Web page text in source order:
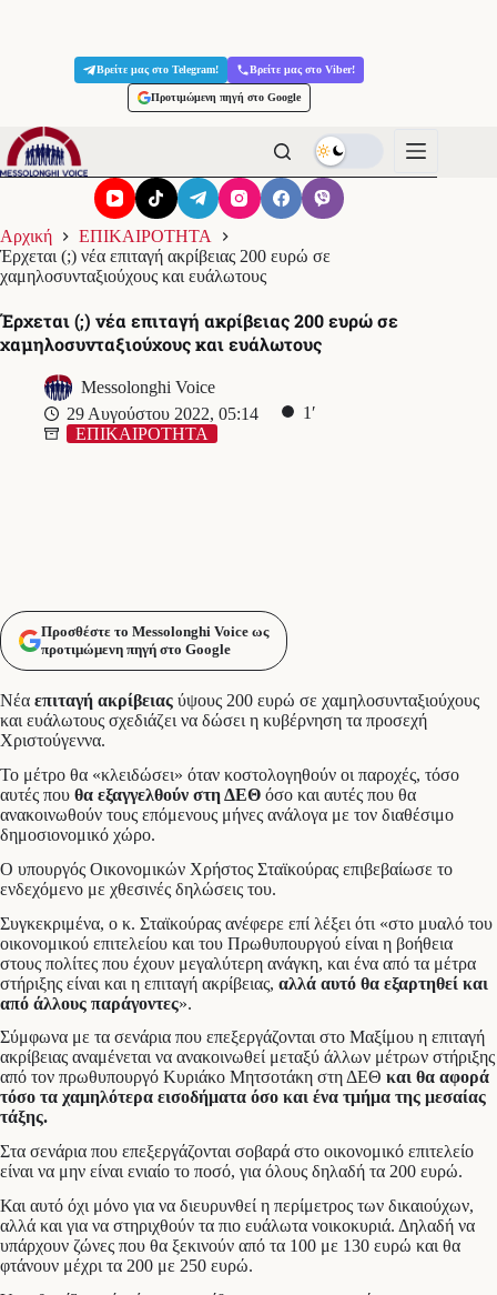
Βρείτε μας στο Telegram! Βρείτε μας στο Viber!
Προτιμώμενη πηγή στο Google
Αρχική
ΕΠΙΚΑΙΡΟΤΗΤΑ
Έρχεται (;) νέα επιταγή ακρίβειας 200 ευρώ σε
χαμηλοσυνταξιούχους και ευάλωτους
Έρχεται (;) νέα επιταγή ακρίβειας 200 ευρώ σε
χαμηλοσυνταξιούχους και ευάλωτους
Messolonghi Voice
29 Αυγούστου 2022, 05:14
1′
ΕΠΙΚΑΙΡΟΤΗΤΑ
Προσθέστε το Messolonghi Voice ως
προτιμώμενη πηγή στο Google
Νέα επιταγή ακρίβειας ύψους 200 ευρώ σε χαμηλοσυνταξιούχους
και ευάλωτους σχεδιάζει να δώσει η κυβέρνηση τα προσεχή
Χριστούγεννα.
Το μέτρο θα «κλειδώσει» όταν κοστολογηθούν οι παροχές, τόσο
αυτές που θα εξαγγελθούν στη ΔΕΘ όσο και αυτές που θα
ανακοινωθούν τους επόμενους μήνες ανάλογα με τον διαθέσιμο
δημοσιονομικό χώρο.
Ο υπουργός Οικονομικών Χρήστος Σταϊκούρας επιβεβαίωσε το
ενδεχόμενο με χθεσινές δηλώσεις του.
Συγκεκριμένα, ο κ. Σταϊκούρας ανέφερε επί λέξει ότι «στο μυαλό του
οικονομικού επιτελείου και του Πρωθυπουργού είναι η βοήθεια
στους πολίτες που έχουν μεγαλύτερη ανάγκη, και ένα από τα μέτρα
στήριξης είναι και η επιταγή ακρίβειας, αλλά αυτό θα εξαρτηθεί και
από άλλους παράγοντες».
Σύμφωνα με τα σενάρια που επεξεργάζονται στο Μαξίμου η επιταγή
ακρίβειας αναμένεται να ανακοινωθεί μεταξύ άλλων μέτρων στήριξης
από τον πρωθυπουργό Κυριάκο Μητσοτάκη στη ΔΕΘ και θα αφορά
τόσο τα χαμηλότερα εισοδήματα όσο και ένα τμήμα της μεσαίας
τάξης.
Στα σενάρια που επεξεργάζονται σοβαρά στο οικονομικό επιτελείο
είναι να μην είναι ενιαίο το ποσό, για όλους δηλαδή τα 200 ευρώ.
Και αυτό όχι μόνο για να διευρυνθεί η περίμετρος των δικαιούχων,
αλλά και για να στηριχθούν τα πιο ευάλωτα νοικοκυριά. Δηλαδή να
υπάρχουν ζώνες που θα ξεκινούν από τα 100 με 130 ευρώ και θα
φτάνουν μέχρι τα 200 με 250 ευρώ.